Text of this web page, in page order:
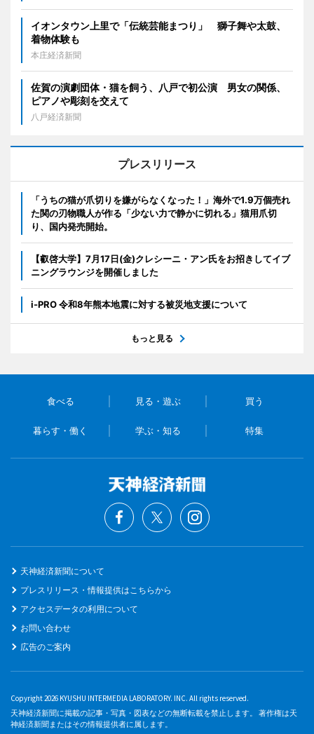
イオンタウン上里で「伝統芸能まつり」 獅子舞や太鼓、
着物体験も
本庄経済新聞
佐賀の演劇団体・猫を飼う、八戸で初公演 男女の関係、
ピアノや彫刻を交えて
八戸経済新聞
プレスリリース
「うちの猫が爪切りを嫌がらなくなった！」海外で1.9万個売れ
た関の刃物職人が作る「少ない力で静かに切れる」猫用爪切
り、国内発売開始。
【叡啓大学】7月17日(金)クレシーニ・アン氏をお招きしてイブ
ニングラウンジを開催しました
i-PRO 令和8年熊本地震に対する被災地支援について
もっと見る
食べる 見る・遊ぶ 買う
暮らす・働く 学ぶ・知る 特集
天神経済新聞について
プレスリリース・情報提供はこちらから
アクセスデータの利用について
お問い合わせ
広告のご案内
Copyright 2026 KYUSHU INTERMEDIA LABORATORY. INC. All rights reserved.
天神経済新聞に掲載の記事・写真・図表などの無断転載を禁止します。 著作権は天
神経済新聞またはその情報提供者に属します。